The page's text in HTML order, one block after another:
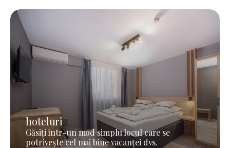
hoteluri
Găsiți într-un mod simplu locul care se
potrivește cel mai bine vacanței dvs.